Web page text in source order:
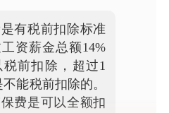
有税前扣除标准
资薪金总额14%
前扣除，超过1
能税前扣除的。
费是可以全额扣